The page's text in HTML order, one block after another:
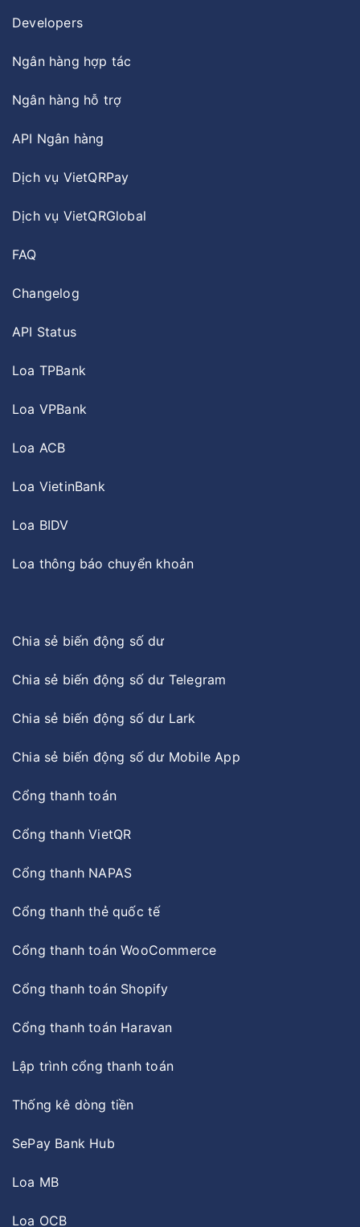
Developers
Ngân hàng hợp tác
Ngân hàng hỗ trợ
API Ngân hàng
Dịch vụ VietQRPay
Dịch vụ VietQRGlobal
FAQ
Changelog
API Status
Loa TPBank
Loa VPBank
Loa ACB
Loa VietinBank
Loa BIDV
Loa thông báo chuyển khoản
Chia sẻ biến động số dư
Chia sẻ biến động số dư Telegram
Chia sẻ biến động số dư Lark
Chia sẻ biến động số dư Mobile App
Cổng thanh toán
Cổng thanh VietQR
Cổng thanh NAPAS
Cổng thanh thẻ quốc tế
Cổng thanh toán WooCommerce
Cổng thanh toán Shopify
Cổng thanh toán Haravan
Lập trình cổng thanh toán
Thống kê dòng tiền
SePay Bank Hub
Loa MB
Loa OCB